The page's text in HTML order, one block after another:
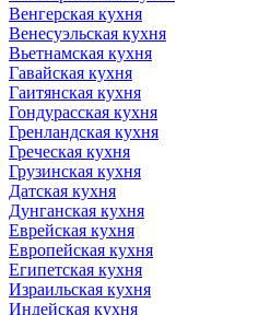
Венгерская кухня
Венесуэльская кухня
Вьетнамская кухня
Гавайская кухня
Гаитянская кухня
Гондурасская кухня
Гренландская кухня
Греческая кухня
Грузинская кухня
Датская кухня
Дунганская кухня
Еврейская кухня
Европейская кухня
Египетская кухня
Израильская кухня
Индейская кухня